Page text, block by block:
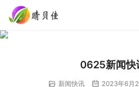
0625新闻快
新闻快讯 2023年6月